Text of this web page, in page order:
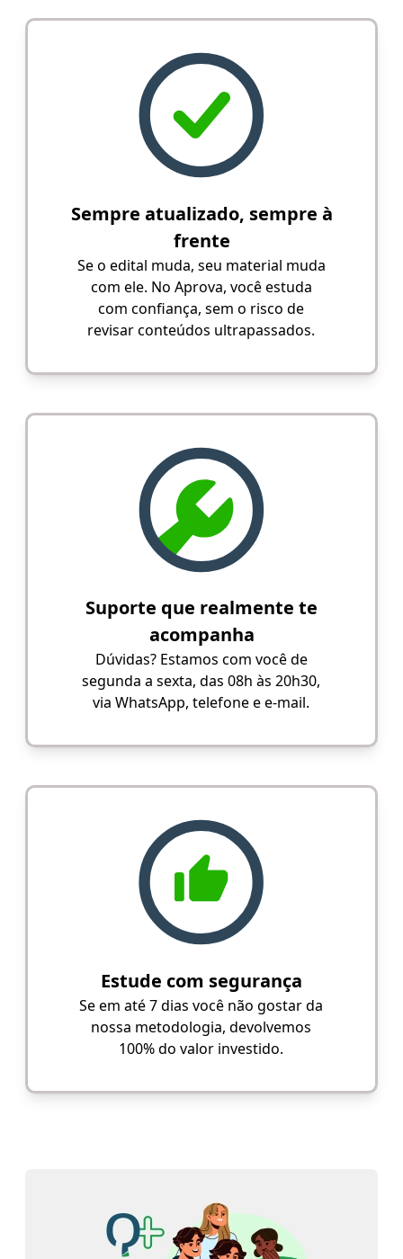
Sempre atualizado, sempre à
frente
Se o edital muda, seu material muda
com ele. No Aprova, você estuda
com confiança, sem o risco de
revisar conteúdos ultrapassados.
Suporte que realmente te
acompanha
Dúvidas? Estamos com você de
segunda a sexta, das 08h às 20h30,
via WhatsApp, telefone e e-mail.
Estude com segurança
Se em até 7 dias você não gostar da
nossa metodologia, devolvemos
100% do valor investido.